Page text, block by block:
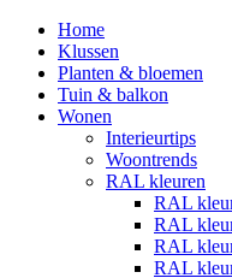
Home
Klussen
Planten & bloemen
Tuin & balkon
Wonen
Interieurtips
Woontrends
RAL kleuren
RAL
RAL
RAL
RAL